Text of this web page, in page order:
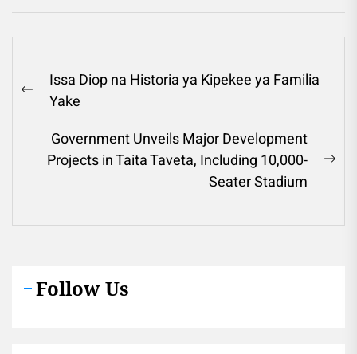
Post
navigation
Previous
Issa Diop na Historia ya Kipekee ya Familia
Yake
Government Unveils Major Development
Projects in Taita Taveta, Including 10,000-
Seater Stadium
Follow Us